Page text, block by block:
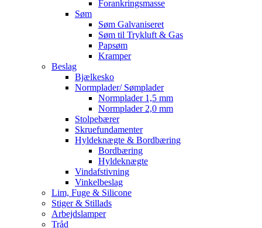
Forankringsmasse
Søm
Søm Galvaniseret
Søm til Trykluft & Gas
Papsøm
Kramper
Beslag
Bjælkesko
Normplader/ Sømplader
Normplader 1,5 mm
Normplader 2,0 mm
Stolpebærer
Skruefundamenter
Hyldeknægte & Bordbæring
Bordbæring
Hyldeknægte
Vindafstivning
Vinkelbeslag
Lim, Fuge & Silicone
Stiger & Stillads
Arbejdslamper
Tråd